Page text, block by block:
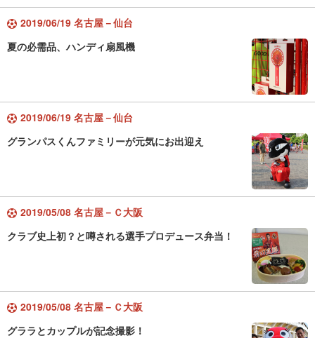
2019/06/19 名古屋－仙台
夏の必需品、ハンディ扇風機
2019/06/19 名古屋－仙台
グランパスくんファミリーが元気にお出迎え
2019/05/08 名古屋－Ｃ大阪
クラブ史上初？と噂される選手プロデュース弁当！
2019/05/08 名古屋－Ｃ大阪
グララとカップルが記念撮影！